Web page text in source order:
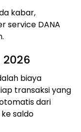
kabar,
service DANA
2026
biaya
transaksi yang
dari
saldo